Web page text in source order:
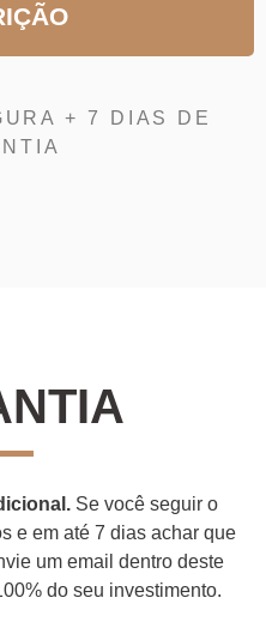
+ 7 DIAS DE
Se você seguir o
e em até 7 dias achar que
um email dentro deste
do seu investimento.